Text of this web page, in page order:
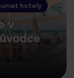
hotely
v